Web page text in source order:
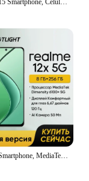
Realme-12X Smartphone, MediaTek Dimensão 6100 + 5G, 6,67 ", 120Hz Display, 50MP Câmera AI, Telefone Móvel, Versão Global